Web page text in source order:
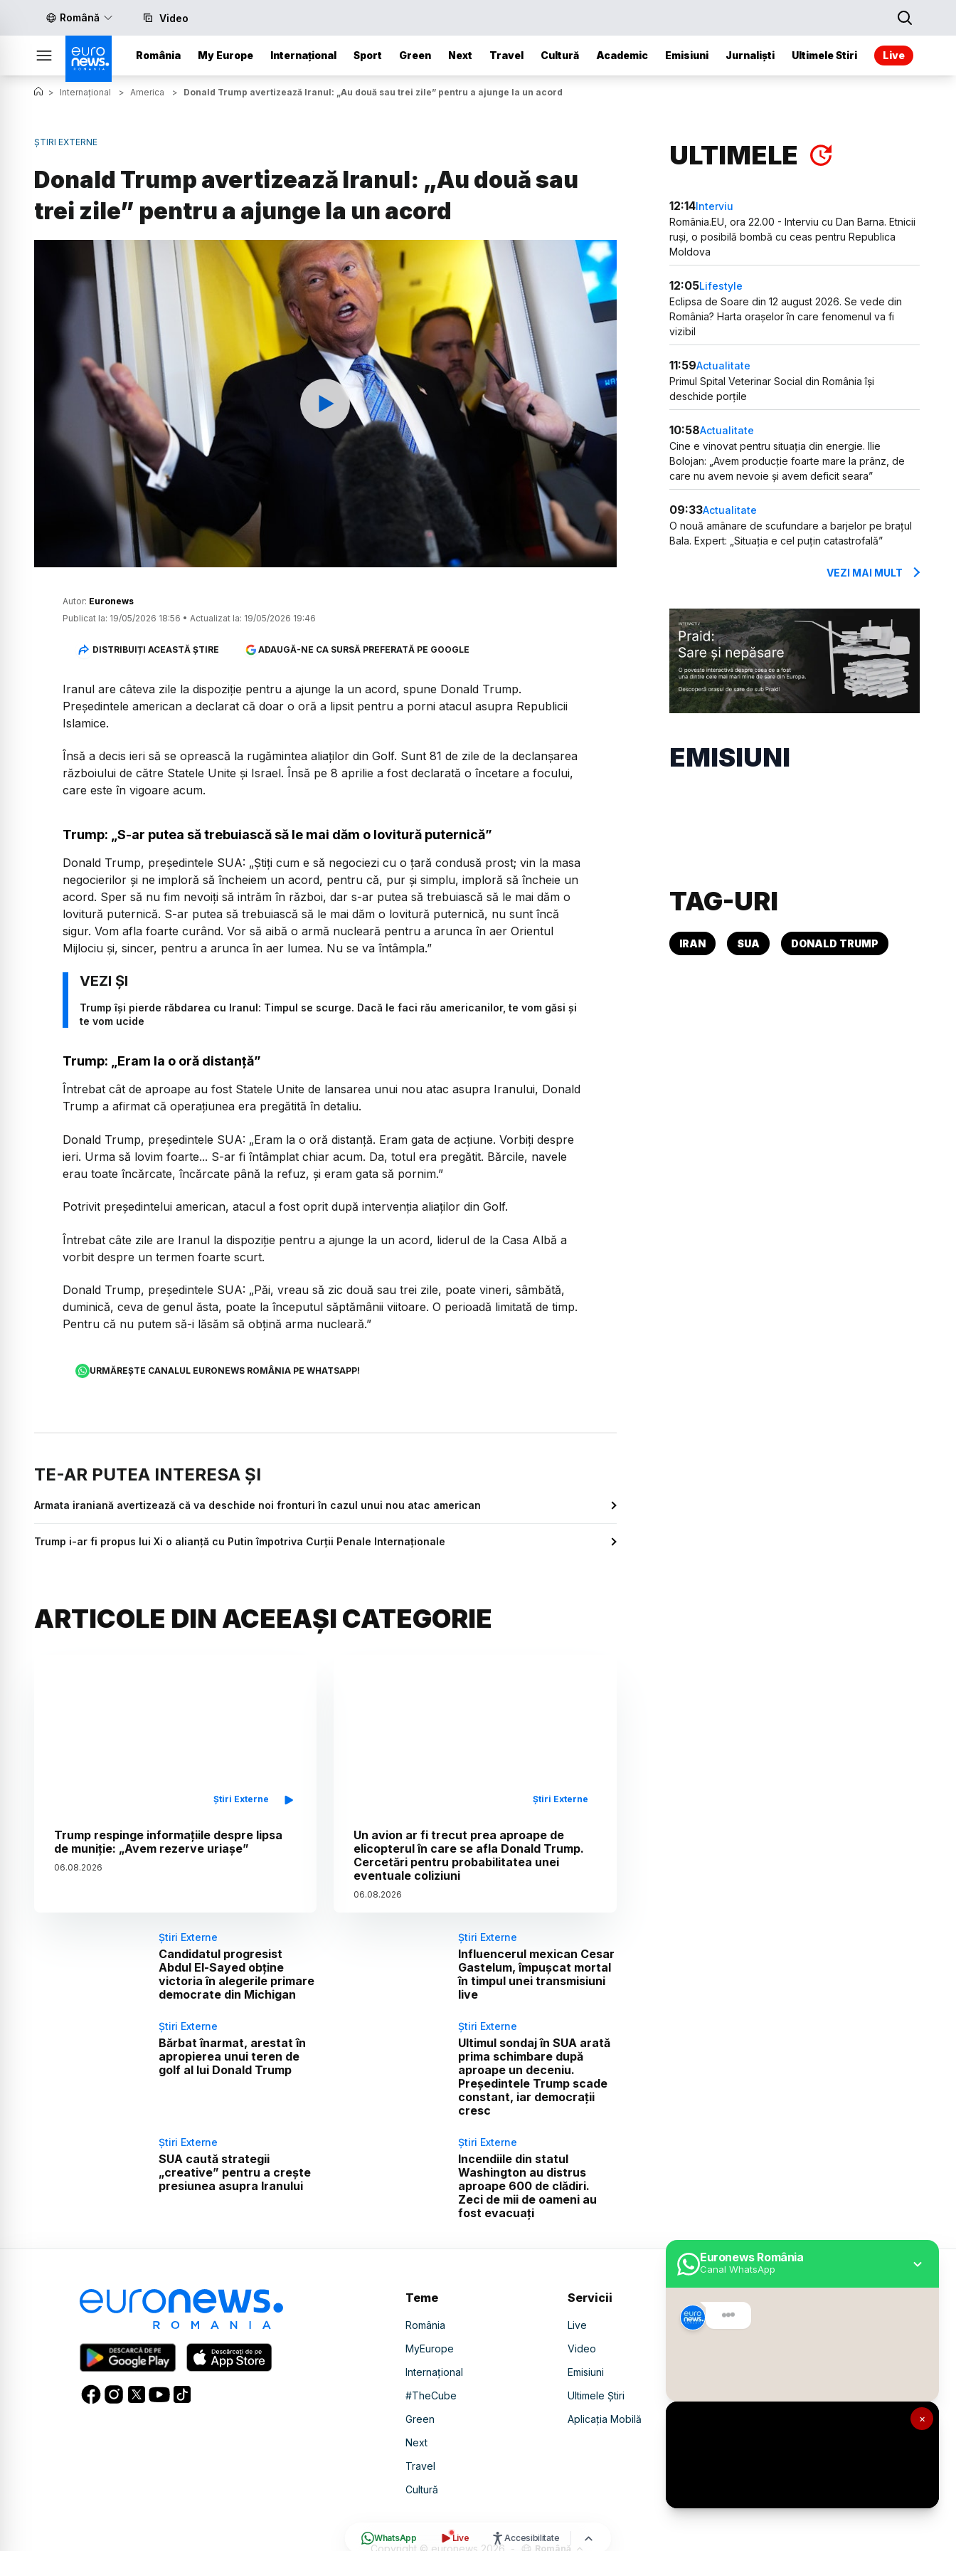
Română Video
România My Europe Internațional Sport Green Next Travel Cultură Academic Emisiuni Jurnaliști Ultimele Stiri Live
×
Euronews România
Canal WhatsApp
WhatsApp Live Accesibilitate
> Internațional > America > Donald Trump avertizează Iranul: „Au două sau trei zile” pentru a ajunge la un acord
ȘTIRI EXTERNE
Donald Trump avertizează Iranul: „Au două sau
trei zile” pentru a ajunge la un acord
Watch
Autor: Euronews
Publicat la: 19/05/2026 18:56 • Actualizat la: 19/05/2026 19:46
DISTRIBUIȚI ACEASTĂ ȘTIRE ADAUGĂ-NE CA SURSĂ PREFERATĂ PE GOOGLE
Iranul are câteva zile la dispoziție pentru a ajunge la un acord, spune Donald Trump.
Președintele american a declarat că doar o oră a lipsit pentru a porni atacul asupra Republicii
Islamice.
Însă a decis ieri să se oprească la rugămintea aliaților din Golf. Sunt 81 de zile de la declanșarea
războiului de către Statele Unite și Israel. Însă pe 8 aprilie a fost declarată o încetare a focului,
care este în vigoare acum.
Trump: „S-ar putea să trebuiască să le mai dăm o lovitură puternică”
Donald Trump, președintele SUA: „Știți cum e să negociezi cu o țară condusă prost; vin la masa
negocierilor și ne imploră să încheiem un acord, pentru că, pur și simplu, imploră să încheie un
acord. Sper să nu fim nevoiți să intrăm în război, dar s-ar putea să trebuiască să le mai dăm o
lovitură puternică. S-ar putea să trebuiască să le mai dăm o lovitură puternică, nu sunt încă
sigur. Vom afla foarte curând. Vor să aibă o armă nucleară pentru a arunca în aer Orientul
Mijlociu și, sincer, pentru a arunca în aer lumea. Nu se va întâmpla.”
Trump își pierde răbdarea cu Iranul: Timpul se scurge. Dacă le faci rău americanilor, te vom găsi și
te vom ucide
Trump: „Eram la o oră distanță”
Întrebat cât de aproape au fost Statele Unite de lansarea unui nou atac asupra Iranului, Donald
Trump a afirmat că operațiunea era pregătită în detaliu.
Donald Trump, președintele SUA: „Eram la o oră distanță. Eram gata de acțiune. Vorbiți despre
ieri. Urma să lovim foarte... S-ar fi întâmplat chiar acum. Da, totul era pregătit. Bărcile, navele
erau toate încărcate, încărcate până la refuz, și eram gata să pornim.”
Potrivit președintelui american, atacul a fost oprit după intervenția aliaților din Golf.
Întrebat câte zile are Iranul la dispoziție pentru a ajunge la un acord, liderul de la Casa Albă a
vorbit despre un termen foarte scurt.
Donald Trump, președintele SUA: „Păi, vreau să zic două sau trei zile, poate vineri, sâmbătă,
duminică, ceva de genul ăsta, poate la începutul săptămânii viitoare. O perioadă limitată de timp.
Pentru că nu putem să-i lăsăm să obțină arma nucleară.”
URMĂREȘTE CANALUL EURONEWS ROMÂNIA PE WHATSAPP!
TE-AR PUTEA INTERESA ȘI
Armata iraniană avertizează că va deschide noi fronturi în cazul unui nou atac american
Trump i-ar fi propus lui Xi o alianță cu Putin împotriva Curții Penale Internaționale
ARTICOLE DIN ACEEAȘI CATEGORIE
Știri Externe
Trump respinge informațiile despre lipsa
de muniție: „Avem rezerve uriașe”
06.08.2026
Știri Externe
Un avion ar fi trecut prea aproape de
elicopterul în care se afla Donald Trump.
Cercetări pentru probabilitatea unei
eventuale coliziuni
06.08.2026
Știri Externe
Candidatul progresist
Abdul El-Sayed obține
victoria în alegerile primare
democrate din Michigan
Știri Externe
Influencerul mexican Cesar
Gastelum, împușcat mortal
în timpul unei transmisiuni
live
Știri Externe
Bărbat înarmat, arestat în
apropierea unui teren de
golf al lui Donald Trump
Știri Externe
Ultimul sondaj în SUA arată
prima schimbare după
aproape un deceniu.
Președintele Trump scade
constant, iar democrații
cresc
Știri Externe
SUA caută strategii
„creative” pentru a crește
presiunea asupra Iranului
Știri Externe
Incendiile din statul
Washington au distrus
aproape 600 de clădiri.
Zeci de mii de oameni au
fost evacuați
ULTIMELE
12:14Interviu
România.EU, ora 22.00 - Interviu cu Dan Barna. Etnicii
ruși, o posibilă bombă cu ceas pentru Republica
Moldova
12:05Lifestyle
Eclipsa de Soare din 12 august 2026. Se vede din
România? Harta orașelor în care fenomenul va fi
vizibil
11:59Actualitate
Primul Spital Veterinar Social din România își
deschide porțile
10:58Actualitate
Cine e vinovat pentru situația din energie. Ilie
Bolojan: „Avem producție foarte mare la prânz, de
care nu avem nevoie și avem deficit seara”
09:33Actualitate
O nouă amânare de scufundare a barjelor pe brațul
Bala. Expert: „Situația e cel puțin catastrofală”
VEZI MAI MULT
EMISIUNI
TAG-URI
IRAN SUA DONALD TRUMP
Teme
România
MyEurope
Internațional
#TheCube
Green
Next
Travel
Cultură
Servicii
Live
Video
Emisiuni
Ultimele Știri
Aplicația Mobilă
Despre Euronews
Română